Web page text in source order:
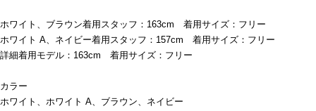
ホワイト、ブラウン着用スタッフ：163cm 着用サイズ：フリー
ホワイト A、ネイビー着用スタッフ：157cm 着用サイズ：フリー
詳細着用モデル：163cm 着用サイズ：フリー
カラー
ホワイト、ホワイト A、ブラウン、ネイビー